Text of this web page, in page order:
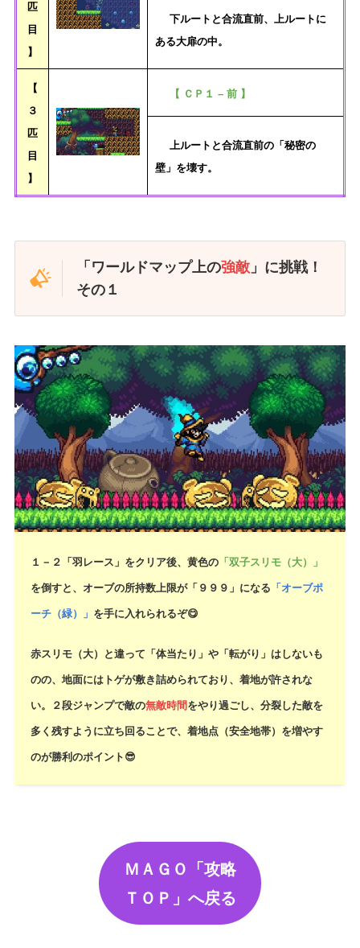
匹
目
】
下ルートと合流直前、上ルートに
ある大扉の中。
【
３
匹
目
】
【 ＣＰ１ – 前 】
上ルートと合流直前の「秘密の
壁」を壊す。
「ワールドマップ上の強敵 」に挑戦！
その１
１－２「羽レース」をクリア後、黄色の 「双子スリモ（大）」
を倒すと、オーブの所持数上限が「９９９」になる 「オーブポ
ーチ（緑）」 を手に入れられるぞ😋
赤スリモ（大）と違って「体当たり」や「転がり」はしないも
のの、地面にはトゲが敷き詰められており、着地が許されな
い。２段ジャンプで敵の無敵時間をやり過ごし、分裂した敵を
多く残すように立ち回ることで、着地点（安全地帯）を増やす
のが勝利のポイント😎
ＭＡＧＯ「攻略
ＴＯＰ」へ戻る